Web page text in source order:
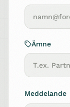
Ämne
Meddelande